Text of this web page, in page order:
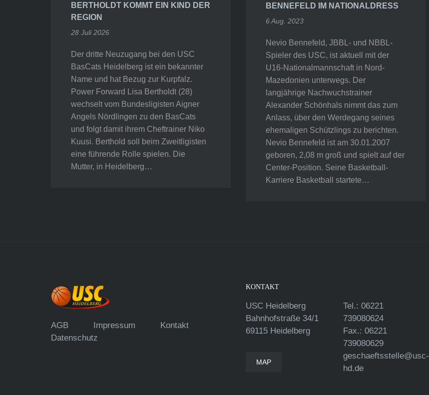
BERTHOLDT KOMMT EIN KIND DER
REGION
28 Juli 2026
Der dritte Neuzugang bei den USC
BasCats Heidelberg ist ein bekannter
Name und hat Bezug zur Kurpfalz.
Power Forward Lisa Bertholdt (28)
wechselt vom Bundesligisten Aigner
Angels Nördlingen zu den BasCats
und folgt damit ihrem Cheftrainer Niko
Kuusi. Berthold soll beim Zweitligisten
eine führende Rolle spielen. Die
Mutter, in Heidelberg…
BENNEFELD IM NATIONALDRESS
6 Aug. 2023
Nevio Bennefeld, JBBL- und NBBL-
Spieler des USC, ist aktuell mit der
U16-Nationalmannschaft in Nord-
Mazedonien unterwegs. Der
langjährige Nachwuchstrainer
Alexander Schönhals nimmt das zum
Anlass, über den Werdegang seines
ehemaligen Schützlings zu berichten.
Nevio Bennefeld ist am 30.01.2007
geboren, 2,08 m groß und spielt auf der
Center-Position. Seine Basketball-
Karriere Basketball startete…
AGB Impressum
Kontakt
Datenschutz
KONTAKT
USC Heidelberg
Bahnhofstraße 34/1
69115 Heidelberg
MAP
Tel.: 06221
739080624
Fax.: 06221
739080629
geschaeftsstelle@usc-
hd.de